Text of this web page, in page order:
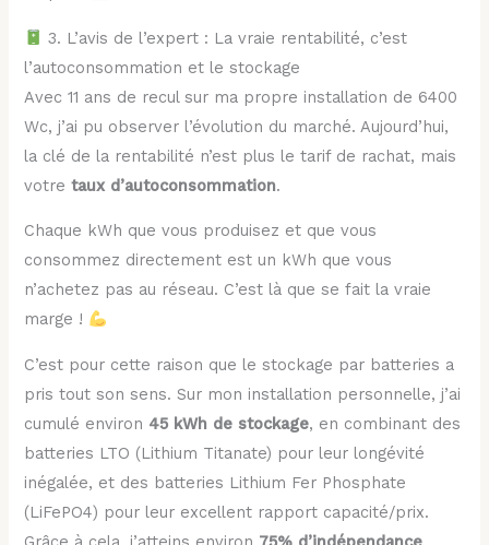
3. L’avis de l’expert : La vraie rentabilité, c’est
l’autoconsommation et le stockage
Avec 11 ans de recul sur ma propre installation de 6400
Wc, j’ai pu observer l’évolution du marché. Aujourd’hui,
la clé de la rentabilité n’est plus le tarif de rachat, mais
votretaux d’autoconsommation.
Chaque kWh que vous produisez et que vous
consommez directement est un kWh que vous
n’achetez pas au réseau. C’est là que se fait la vraie
marge !
C’est pour cette raison que le stockage par batteries a
pris tout son sens. Sur mon installation personnelle, j’ai
cumulé environ 45 kWh de stockage, en combinant des
batteries LTO (Lithium Titanate) pour leur longévité
inégalée, et des batteries Lithium Fer Phosphate
(LiFePO4) pour leur excellent rapport capacité/prix.